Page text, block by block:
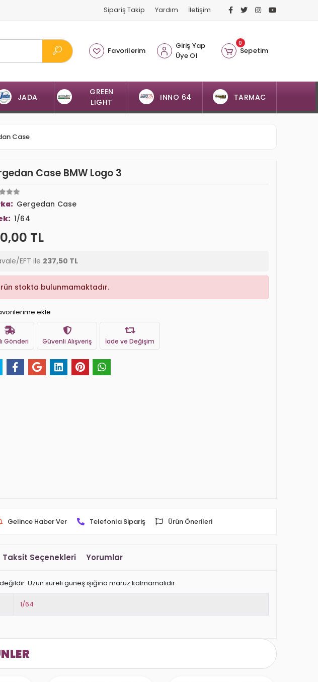
Sipariş Takip Yardım İletişim
Favorilerim
Giriş Yap
Üye Ol
0
Sepetim
JADA
GREEN
LIGHT
INNO 64 TARMAC
Case
Case BMW Logo 3
Gergedan Case
1/64
TL
EFT ile 237,50 TL
stokta bulunmamaktadır.
ekle
Gönderi Güvenli Alışveriş İade ve Değişim
Gelince Haber Ver Telefonla Sipariş Ürün Önerileri
Taksit Seçenekleri Yorumlar
Uzun süreli güneş ışığına maruz kalmamalıdır.
1/64